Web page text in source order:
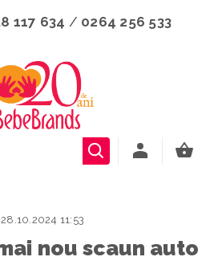
117 634 / 0264 256 533
nou scaun auto
28.10.2024 11:53